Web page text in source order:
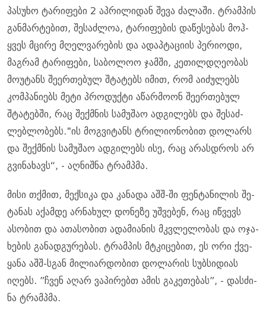
პა­სუ­ხო ტა­რი­ფე­ბი 2 აპ­რი­ლი­დან შევა ძა­ლა­ში. ტრამ­პის
გან­მარ­ტე­ბით, შე­საძ­ლოა, ტა­რი­ფე­ბის და­წე­სე­ბას მოჰ­
ყვეს მცი­რე მღელ­ვა­რე­ბის და ადაპ­ტა­ცი­ის პე­რი­ო­დი,
მაგ­რამ ტა­რი­ფე­ბი, სა­ბო­ლოო ჯამ­ში, კე­თილ­დღე­ო­ბას
მო­უ­ტანს შე­ერ­თე­ბულ შტა­ტებს იმით, რომ აი­ძუ­ლებს
კომ­პა­ნი­ებს მეტი პრო­დუქ­ტი აწარ­მო­ონ შე­ერ­თე­ბულ
შტა­ტებ­ში, რაც შექ­მნის სა­მუ­შაო ად­გი­ლებს და შე­საძ­
ლებ­ლო­ბებს."ის მოგ­ვი­ტანს ტრი­ლი­ო­ნო­ბით დო­ლარს
და შექ­მნის სა­მუ­შაო ად­გი­ლებს ისე, რაც არას­დროს არ
გვი­ნა­ხავს“, - აღ­ნიშ­ნა ტრამპმა.
მისი თქმით, მექ­სი­კა და კა­ნა­და აშშ-ში ფენ­ტა­ნი­ლის შე­
ტა­ნას აქამ­დე არ­ნა­ხულ დო­ნე­ზე უშ­ვე­ბენ, რაც იწ­ვევს
ასო­ბით და ათა­სო­ბით ადა­მი­ა­ნის მკვლე­ლო­ბას და ოჯა­
ხე­ბის გა­ნად­გუ­რე­ბას. ტრამ­პის მტკი­ცე­ბით, ეს ორი ქვე­
ყა­ნა აშშ-სგან მი­ლი­არ­დო­ბით დო­ლა­რის სუბ­სი­დი­ას
იღებს. ”ჩვენ აღარ ვა­პი­რებთ ამის გა­კე­თე­ბას”, - დას­ძი­
ნა ტრამპმა.